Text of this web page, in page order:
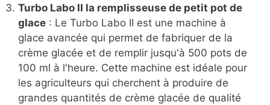
Turbo Labo II la remplisseuse de petit pot de
glace : Le Turbo Labo II est une machine à
glace avancée qui permet de fabriquer de la
crème glacée et de remplir jusqu'à 500 pots de
100 ml à l'heure. Cette machine est idéale pour
les agriculteurs qui cherchent à produire de
grandes quantités de crème glacée de qualité